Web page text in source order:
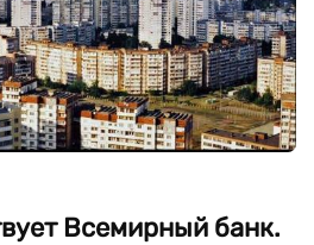
Всемирный банк.